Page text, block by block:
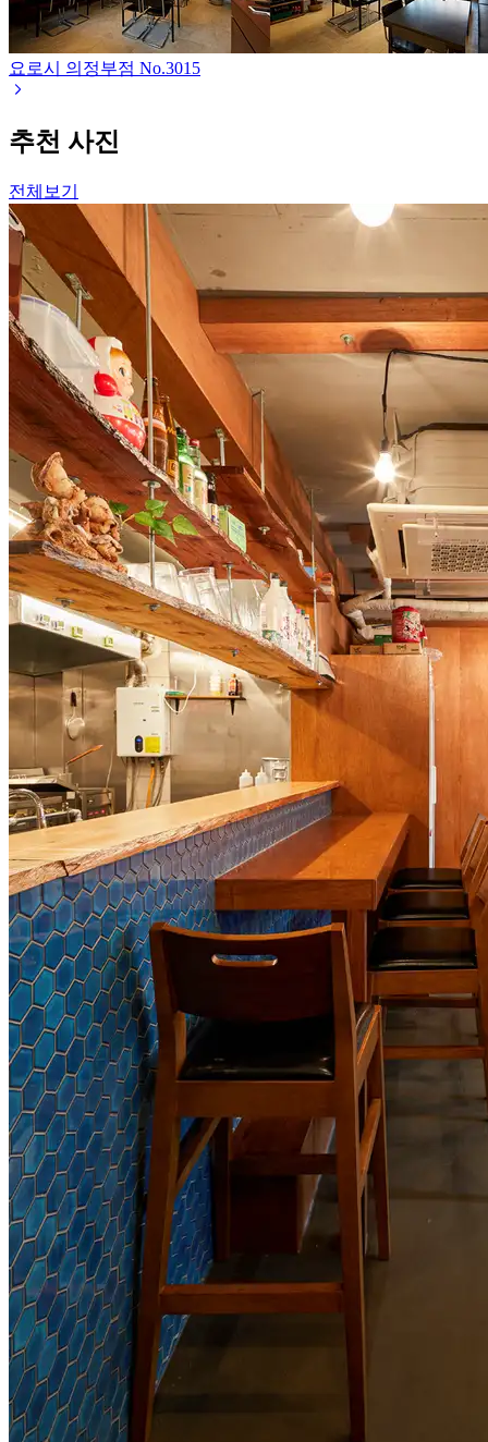
요로시 의정부점 No.3015
추천 사진
전체보기